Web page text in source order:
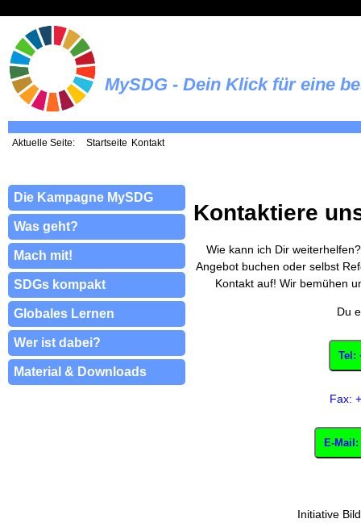
MySDG - Dein Klick für eine
Aktuelle Seite: Startseite Kontakt
Die Kampagne MySDG
Was geht?
Mach mit!
SDGs kompakt
Globales Lernen
Wer ist dabei?
Material & Downloads
Kontaktiere
Wie kann ich Dir
Angebot buchen oder selbst
Kontakt auf! Wir bemühen
Du
Tel:
Fax:
E-
Initiative